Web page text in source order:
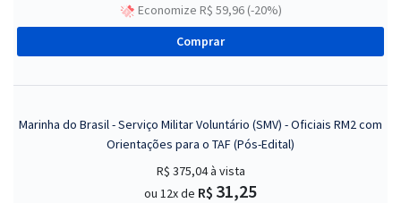
Economize R$ 59,96 (-20%)
Comprar
Marinha do Brasil - Serviço Militar Voluntário (SMV) - Oficiais RM2 com
Orientações para o TAF (Pós-Edital)
R$ 375,04à vista
ou 12x de R$ 31,25